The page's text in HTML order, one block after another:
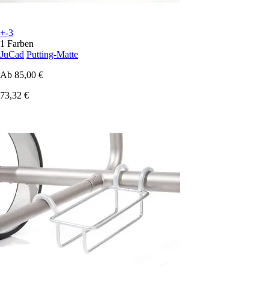
+-3
1 Farben
JuCad Putting-Matte
Ab 85,00 €
73,32 €